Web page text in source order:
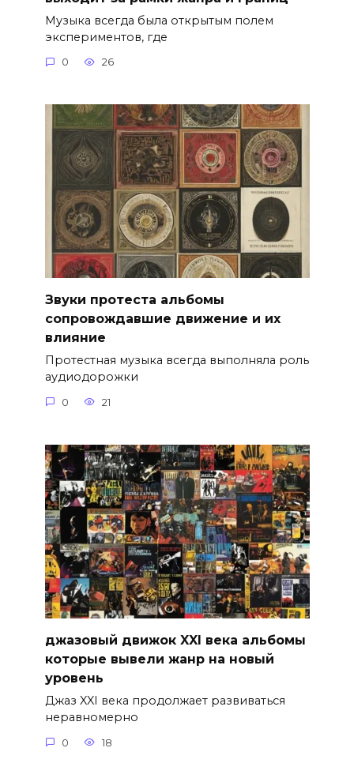
Музыка всегда была открытым полем
экспериментов, где
0 26
Звуки протеста альбомы
сопровождавшие движение и их
влияние
Протестная музыка всегда выполняла роль
аудиодорожки
0 21
джазовый движок XXI века альбомы
которые вывели жанр на новый
уровень
Джаз XXI века продолжает развиваться
неравномерно
0 18